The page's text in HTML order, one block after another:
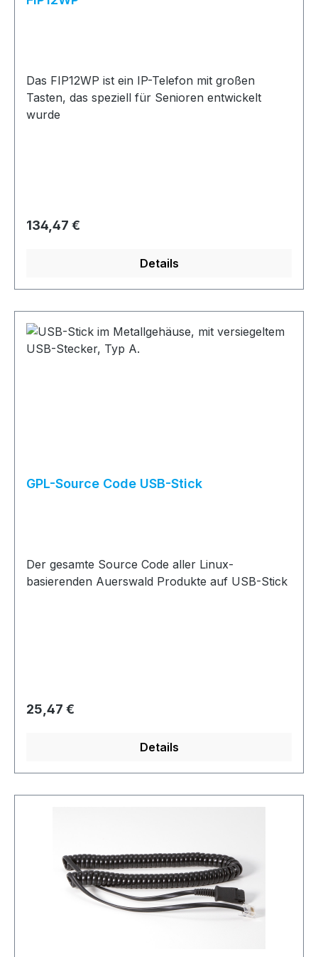
Das FIP12WP ist ein IP-Telefon mit großen
Tasten, das speziell für Senioren entwickelt
wurde
Regulärer Preis:
134,47 €
Details
GPL-Source Code USB-Stick
Der gesamte Source Code aller Linux-
basierenden Auerswald Produkte auf USB-Stick
Regulärer Preis:
25,47 €
Details